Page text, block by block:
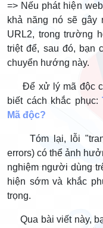
=> Nếu phát hiện
khả năng nó sẽ gây
URL2, trong trường
triệt để, sau đó, bạn
chuyển hướng này.
Để xử lý mã độc
biết cách khắc phục:
Mã độc?
Tóm lại, lỗi "trang
errors) có thể ảnh
nghiệm người dùng
hiện sớm và khắc
trọng.
Qua bài viết này,